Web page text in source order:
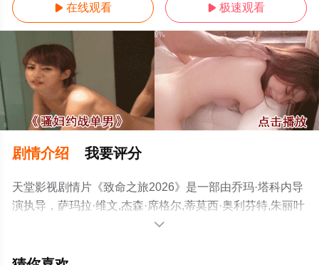
 在线观看  极速观看
剧情介绍 我要评分
天堂影视剧情片《致命之旅2026》是一部由乔玛·塔科内导
演执导，萨玛拉·维文,杰森·席格尔,蒂莫西·奥利芬特,朱丽叶
特·刘易斯,保罗·吉尔福伊尔,凯拉·拉多姆斯基,基思·雅各,丹
明星演员精彩演绎的美国电影，手机免费观看高清无删减
